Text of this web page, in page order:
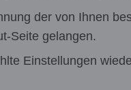
der von Ihnen
Seite gelangen.
Einstellungen